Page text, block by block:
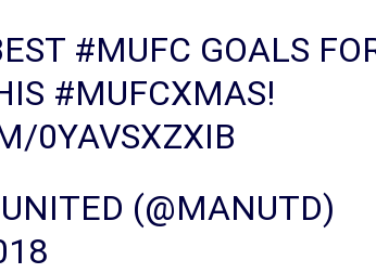
#MUFC GOALS
#MUFCXMAS!
0YAVSXZXIB
(@MANUTD)